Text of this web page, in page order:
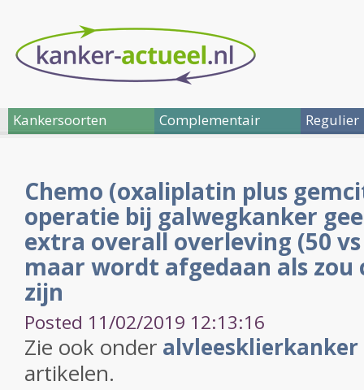
Kankersoorten Complementair Regulier
Chemo (oxaliplatin plus
operatie bij galwegkanker
extra overall overleving (50
maar wordt afgedaan als zou
zijn
Posted 11/02/2019 12:13:16
Zie ook onder alvleesklierkanker
artikelen.